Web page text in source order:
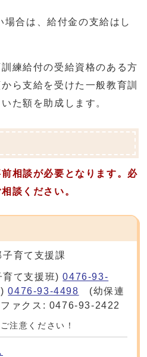
合は、給付金の支給はし
練給付の受給資格のある方
ら支給を受けた一般教育訓
た額を助成します。
相談が必要となります。必
談ください。
育て支援課
育て支援班)0476-93-
)0476-93-4498 (幼保連
ファクス: 0476-93-2422
注意ください！